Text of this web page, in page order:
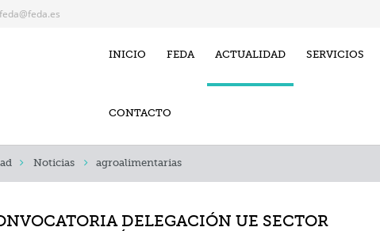
feda@feda.es
INICIO FEDA ACTUALIDAD SERVICIOS
CONTACTO
Noticias agroalimentarias
DELEGACIÓN UE SECTOR